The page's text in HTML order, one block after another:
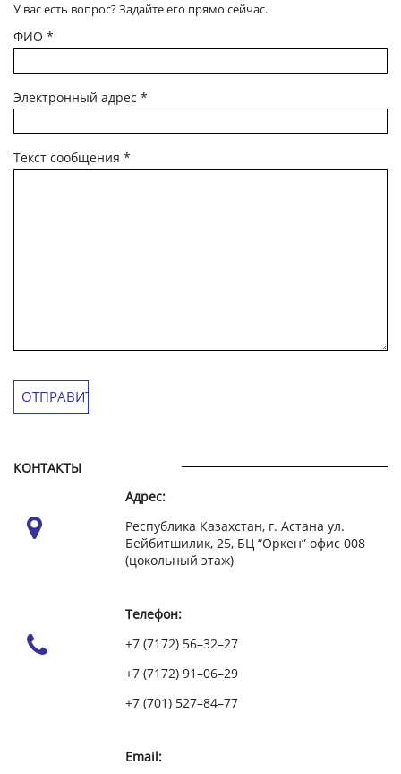
У вас есть вопрос? Задайте его прямо сейчас.
ФИО *
Электронный адрес *
Текст сообщения *
КОНТАКТЫ
Адрес:
Республика Казахстан, г. Астана ул.
Бейбитшилик, 25, БЦ “Оркен” офис 008
(цокольный этаж)
Телефон:
+7 (7172) 56–32–27
+7 (7172) 91–06–29
+7 (701) 527–84–77
Email: